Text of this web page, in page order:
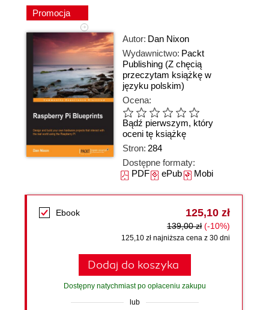
Promocja
Autor: Dan Nixon
Wydawnictwo: Packt
Publishing (Z chęcią
przeczytam książkę w
języku polskim)
Ocena:
Bądź pierwszym, który
oceni tę książkę
Stron: 284
Dostępne formaty:
PDFePubMobi
Ebook 125,10 zł
139,00 zł (-10%)
125,10 zł najniższa cena z 30 dni
Dodaj do koszyka
Dostępny natychmiast po opłaceniu zakupu
lub